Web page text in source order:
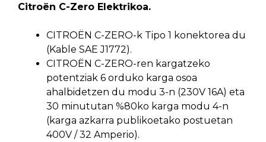
Citroën C-Zero Elektrikoa.
CITROËN C-ZERO-k Tipo 1 konektorea du
(Kable SAE J1772).
CITROËN C-ZERO-ren kargatzeko
potentziak 6 orduko karga osoa
ahalbidetzen du modu 3-n (230V 16A) eta
30 minututan %80ko karga modu 4-n
(karga azkarra publikoetako postuetan
400V / 32 Amperio).